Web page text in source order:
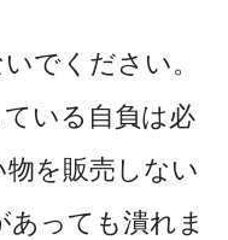
でください。
いる自負は必
を販売しない
っても潰れま